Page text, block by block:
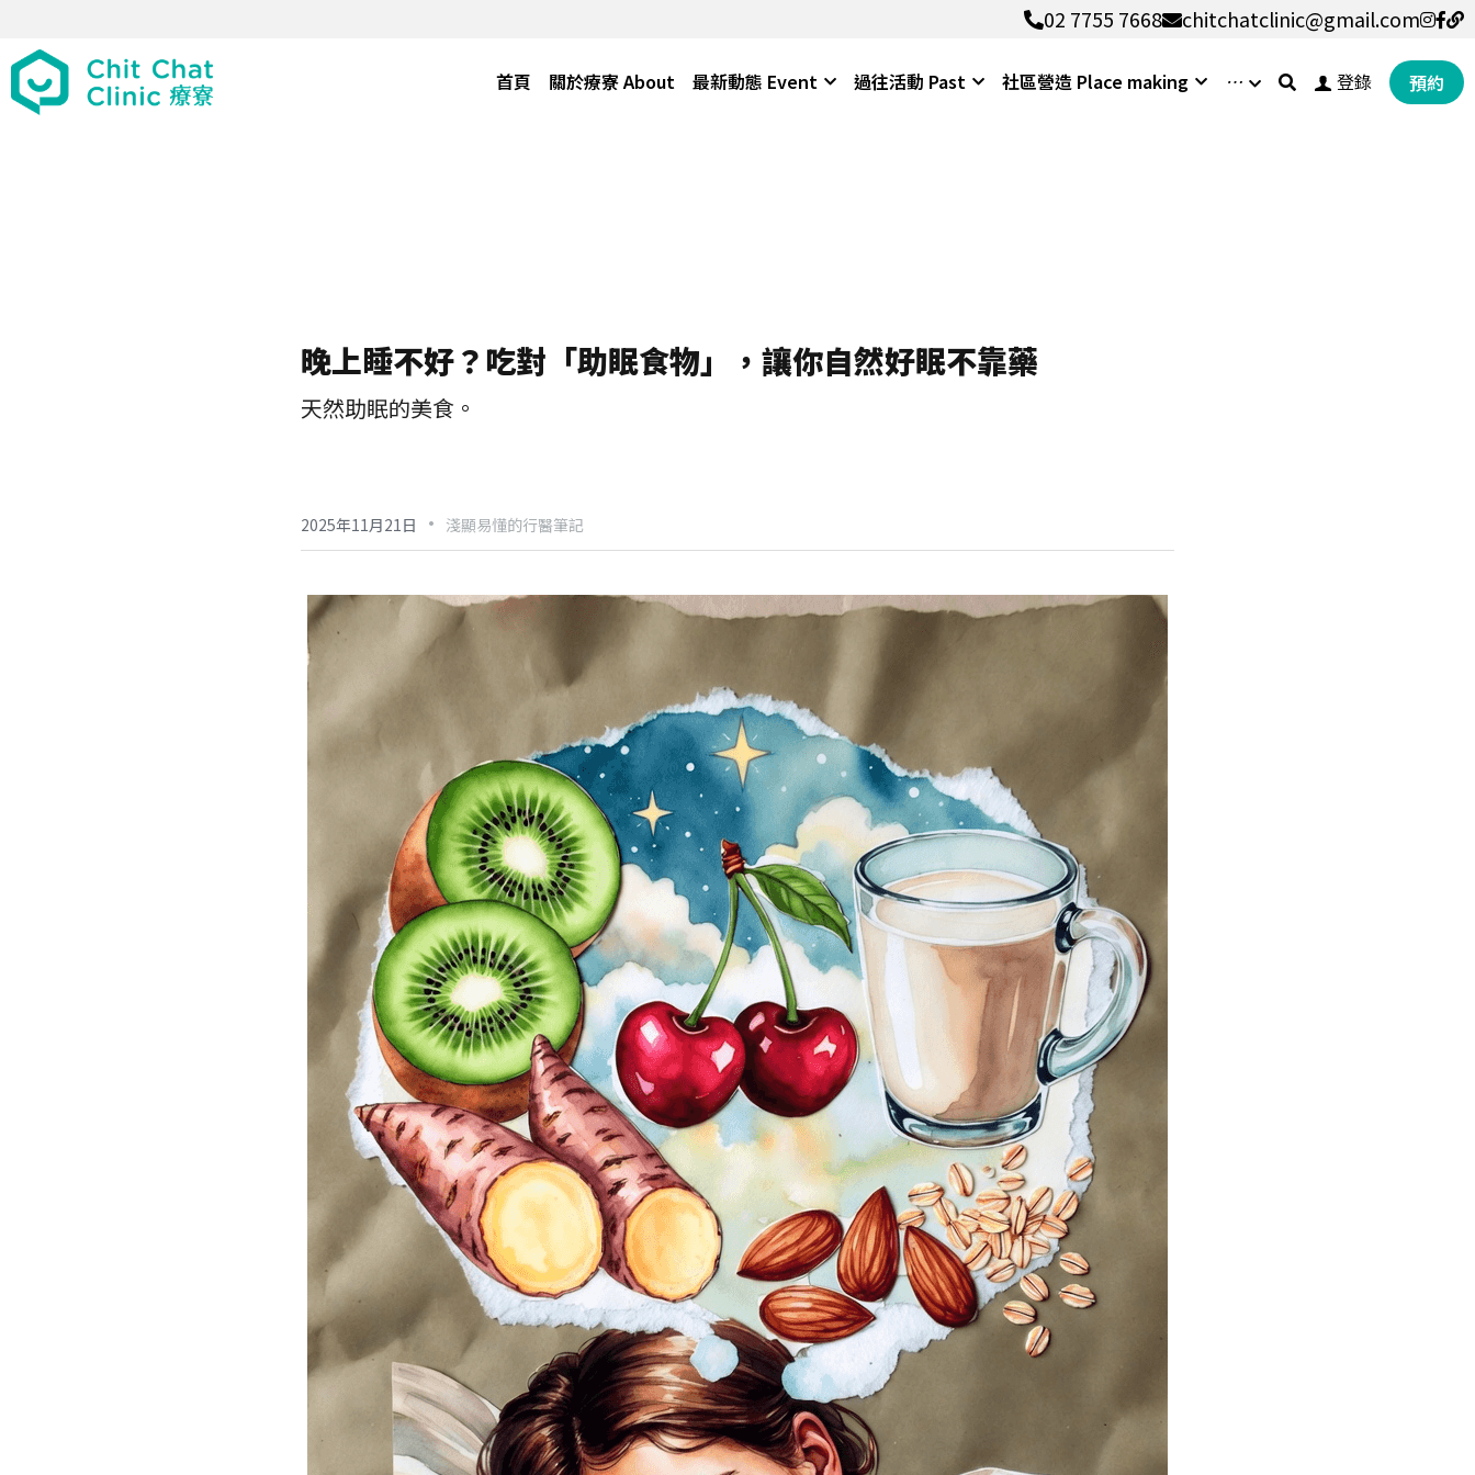
02 7755 7668 chitchatclinic@gmail.com
02 7755 7668 chitchatclinic@gmail.com
首頁 關於療寮 About 最新動態 Event 過往活動 Past 社區營造 Place making … 登錄 預約
晚上睡不好？吃對「助眠食物」，讓你自然好眠不靠藥
天然助眠的美食。
2025年11月21日 · 淺顯易懂的行醫筆記